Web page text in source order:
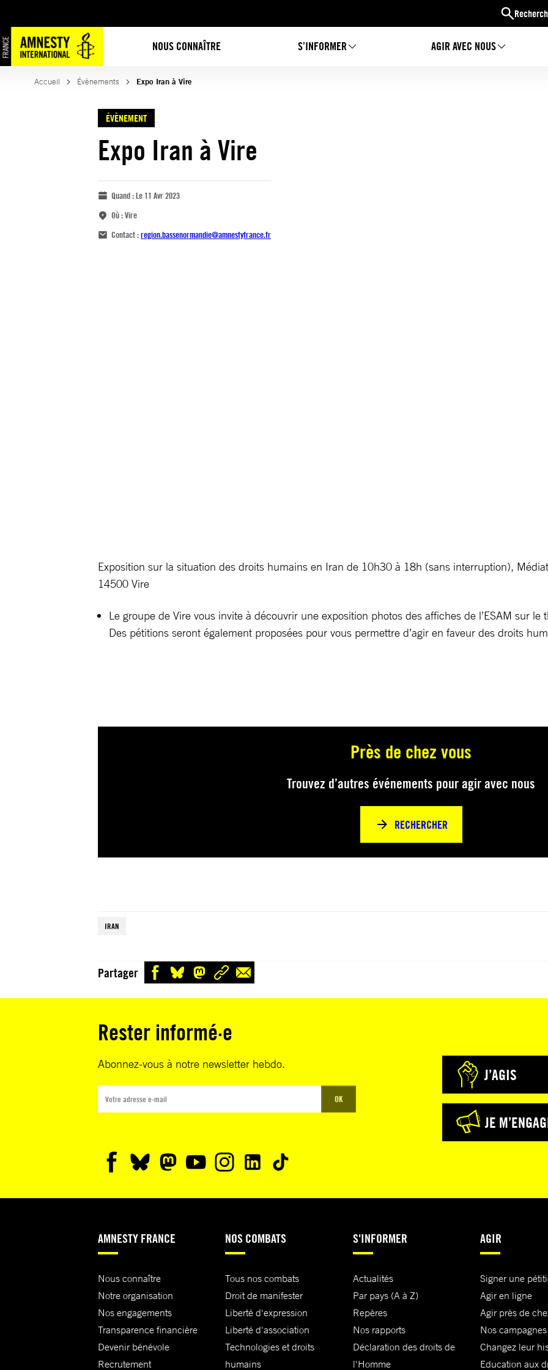
NOUS CONNAÎTRE S’INFORMER AGIR AVEC NOUS
Accueil Évènements Expo Iran à Vire
ÉVÈNEMENT
Expo Iran à Vire
Quand :Le 11 Avr 2023
Où :Vire
Contact :region.bassenormandie@amnestyfrance.fr
Exposition sur la situation des droits humains en Iran de 10h30 à 18h (sans interruption),
14500 Vire
Le groupe de Vire vous invite à découvrir une exposition photos des affiches de l’ESAM sur
Des pétitions seront également proposées pour vous permettre d’agir en faveur des droits
Près de chez vous
Trouvez d’autres événements pour agir avec nous
RECHERCHER
IRAN
Partager
Rester informé·e
Abonnez-vous à notre newsletter hebdo.
OK
J’AGIS
JE
AMNESTY FRANCE
Nous connaître
Notre organisation
Nos engagements
Transparence financière
Devenir bénévole
Recrutement
NOS COMBATS
Tous nos combats
Droit de manifester
Liberté d'expression
Liberté d'association
Technologies et droits
humains
S'INFORMER
Actualités
Par pays (A à Z)
Repères
Nos rapports
Déclaration des droits de
l'Homme
AGIR
Signer une
Agir en ligne
Agir près de
Nos campagnes
Changez leur
Education aux